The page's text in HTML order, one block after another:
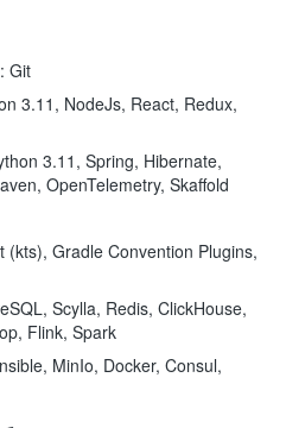
Git
3.11, NodeJs, React, Redux,
3.11, Spring, Hibernate,
OpenTelemetry, Skaffold
(kts), Gradle Convention Plugins,
Scylla, Redis, ClickHouse,
Flink, Spark
MinIo, Docker, Consul,